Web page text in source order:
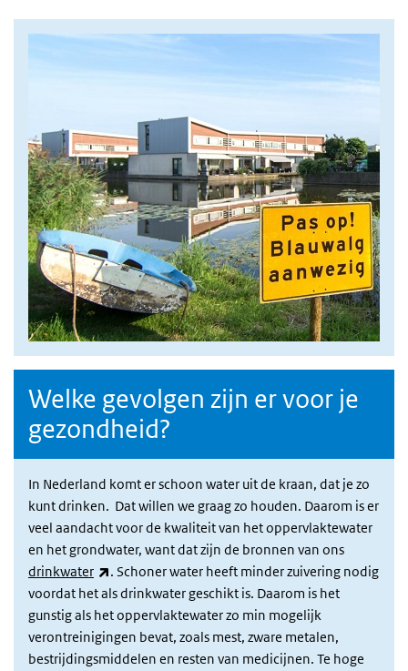
afbeelding gezondheid
Welke gevolgen zijn er voor je
gezondheid?
In Nederland komt er schoon water uit de kraan, dat je zo
kunt drinken. Dat willen we graag zo houden. Daarom is er
veel aandacht voor de kwaliteit van het oppervlaktewater
en het grondwater, want dat zijn de bronnen van ons
drinkwater
(link is external)
. Schoner water heeft minder zuivering nodig
voordat het als drinkwater geschikt is. Daarom is het
gunstig als het oppervlaktewater zo min mogelijk
verontreinigingen bevat, zoals mest, zware metalen,
bestrijdingsmiddelen en resten van medicijnen. Te hoge